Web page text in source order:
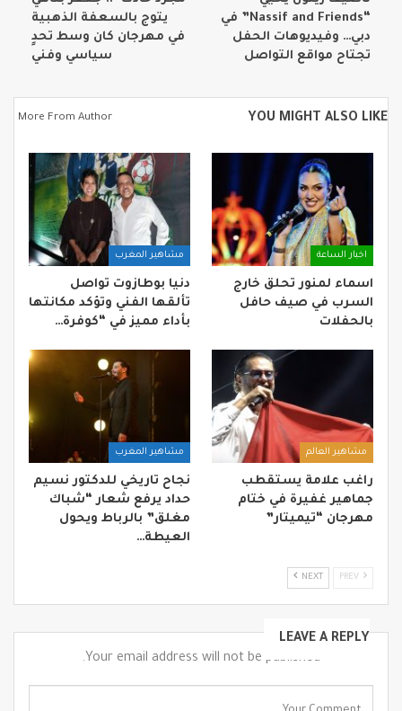
“Nassif and Friends” في
دبي… وفيديوهات الحفل
تجتاح مواقع التواصل
يتوج بالسعفة الذهبية
في مهرجان كان وسط تحدٍ
سياسي وفني
YOU MIGHT ALSO LIKE
More From Author
اخبار الساعة
اسماء لمنور تحلق خارج
السرب في صيف حافل
بالحفلات
مشاهير المغرب
دنيا بوطازوت تواصل
تألقها الفني وتؤكد مكانتها
بأداء مميز في “كوفرة…
مشاهير العالم
راغب علامة يستقطب
جماهير غفيرة في ختام
مهرجان “تيميتار”
مشاهير المغرب
نجاح تاريخي للدكتور نسيم
حداد يرفع شعار “شباك
مغلق” بالرباط ويحول
العيطة…
NEXT
LEAVE A REPLY
Your email address will not be published.